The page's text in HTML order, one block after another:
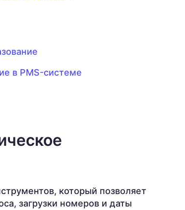
в PMS-системе
который позволяет
загрузки номеров и даты